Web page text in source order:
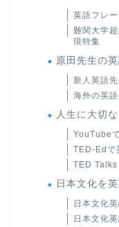
英語フレ
難関大学
現特集
原田先生の
新人英語
海外の英
人生に大切
YouTube
TED-Edで
TED Talks
日本文化を
日本文化
日本文化